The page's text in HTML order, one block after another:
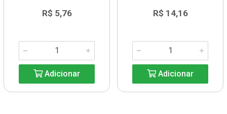
R$ 5,76
Adicionar
R$ 14,16
Adicionar